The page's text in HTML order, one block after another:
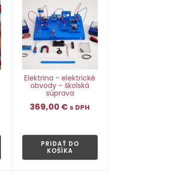
Elektrina - elektrické
obvody - školská
súprava
369,00 € s DPH
PRIDAŤ DO
KOŠÍKA